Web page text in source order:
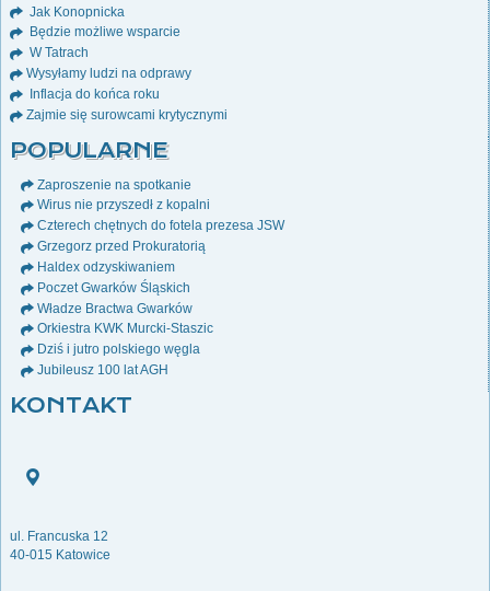
Jak Konopnicka
Będzie możliwe wsparcie
W Tatrach
Wysyłamy ludzi na odprawy
Inflacja do końca roku
Zajmie się surowcami krytycznymi
POPULARNE
Zaproszenie na spotkanie
Wirus nie przyszedł z kopalni
Czterech chętnych do fotela prezesa JSW
Grzegorz przed Prokuratorią
Haldex odzyskiwaniem
Poczet Gwarków Śląskich
Władze Bractwa Gwarków
Orkiestra KWK Murcki-Staszic
Dziś i jutro polskiego węgla
Jubileusz 100 lat AGH
KONTAKT
ul. Francuska 12
40-015 Katowice